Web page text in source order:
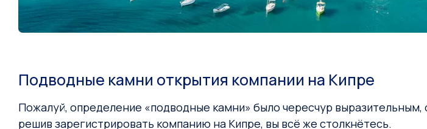
Подводные камни открытия компании на Кипре
Пожалуй, определение «подводные камни» было чересчур
решив зарегистрировать компанию на Кипре, вы всё же столкнётесь.